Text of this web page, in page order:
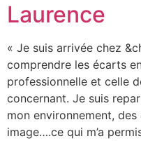
Laurence
« Je suis arrivée chez
comprendre les écarts
professionnelle et celle
concernant. Je suis
mon environnement,
image….ce qui m’a